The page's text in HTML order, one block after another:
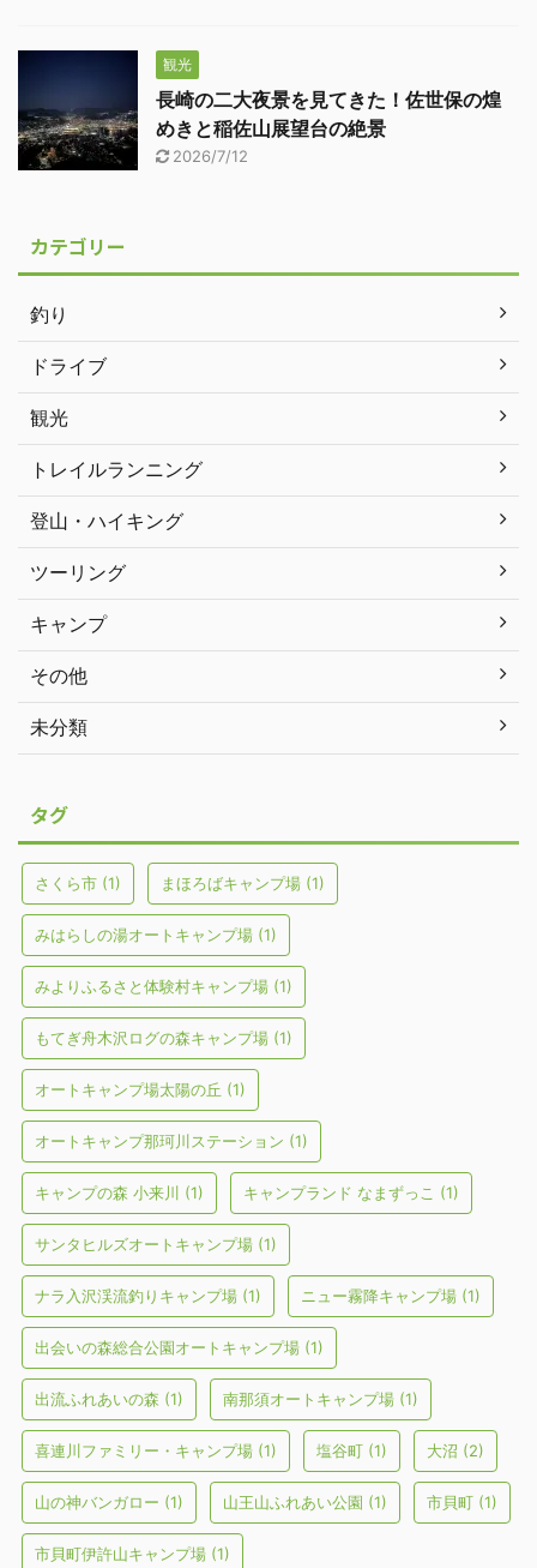
観光
長崎の二大夜景を見てきた！佐世保の煌
めきと稲佐山展望台の絶景
2026/7/12
カテゴリー
釣り
ドライブ
観光
トレイルランニング
登山・ハイキング
ツーリング
キャンプ
その他
未分類
タグ
さくら市 (1) まほろばキャンプ場 (1)
みはらしの湯オートキャンプ場 (1)
みよりふるさと体験村キャンプ場 (1)
もてぎ舟木沢ログの森キャンプ場 (1)
オートキャンプ場太陽の丘 (1)
オートキャンプ那珂川ステーション (1)
キャンプの森 小来川 (1) キャンプランド なまずっこ (1)
サンタヒルズオートキャンプ場 (1)
ナラ入沢渓流釣りキャンプ場 (1) ニュー霧降キャンプ場 (1)
出会いの森総合公園オートキャンプ場 (1)
出流ふれあいの森 (1) 南那須オートキャンプ場 (1)
喜連川ファミリー・キャンプ場 (1) 塩谷町 (1) 大沼 (2)
山の神バンガロー (1) 山王山ふれあい公園 (1) 市貝町 (1)
市貝町伊許山キャンプ場 (1)